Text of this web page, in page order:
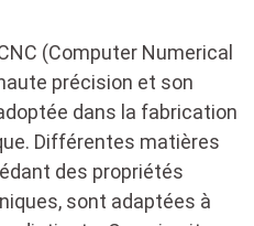
(Computer Numerical
précision et son
dans la fabrication
Différentes matières
des propriétés
sont adaptées à